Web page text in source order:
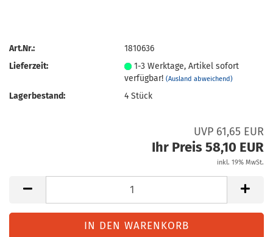
Art.Nr.:
1810636
Lieferzeit:
1-3 Werktage, Artikel sofort
verfügbar!(Ausland abweichend)
Lagerbestand: 4Stück
UVP 61,65 EUR
Ihr Preis 58,10 EUR
inkl. 19% MwSt.